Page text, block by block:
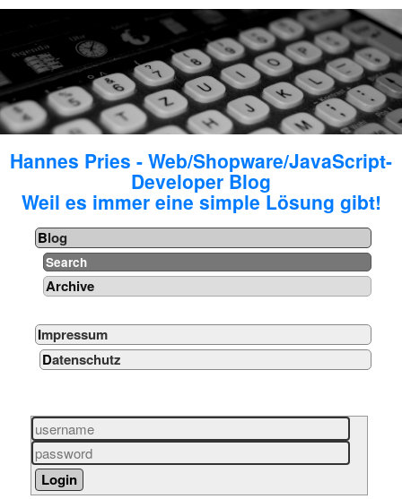
Hannes Pries - Web/Shopware/JavaScript-
Developer Blog
Weil es immer eine simple Lösung gibt!
Blog
Search
Archive
Impressum
Datenschutz